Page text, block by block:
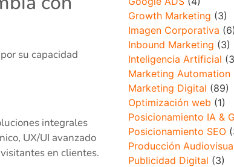
su capacidad
integrales
UX/UI avanzado
en clientes.
Growth Marketing (3)
Imagen Corporativa (6)
Inbound Marketing (3)
Inteligencia Artificial
Marketing Automation
Marketing Digital (89)
Optimización web (1)
Posicionamiento IA &
Posicionamiento SEO
Producción
Publicidad Digital (3)